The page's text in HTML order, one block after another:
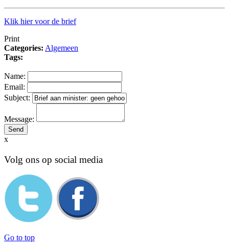
Klik hier voor de brief
Print
Categories: Algemeen
Tags:
Name:
Email:
Subject:
Message:
x
Volg ons op social media
Go to top